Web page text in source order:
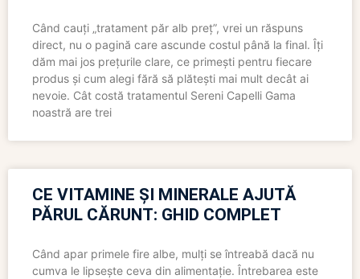
Când cauți „tratament păr alb preț”, vrei un răspuns
direct, nu o pagină care ascunde costul până la final. Îți
dăm mai jos prețurile clare, ce primești pentru fiecare
produs și cum alegi fără să plătești mai mult decât ai
nevoie. Cât costă tratamentul Sereni Capelli Gama
noastră are trei
CE VITAMINE ȘI MINERALE AJUTĂ
PĂRUL CĂRUNT: GHID COMPLET
Când apar primele fire albe, mulți se întreabă dacă nu
cumva le lipsește ceva din alimentație. Întrebarea este